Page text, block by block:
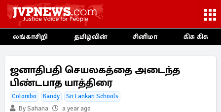
லங்காசிறி தமிழ்வின் சினிமா கிசு கிசு
ஜனாதிபதி செயலகத்தை அடைந்த
பிண்டபாத யாத்திரை
Colombo Kandy
Sri Lankan Schools
By Sahana
a year ago